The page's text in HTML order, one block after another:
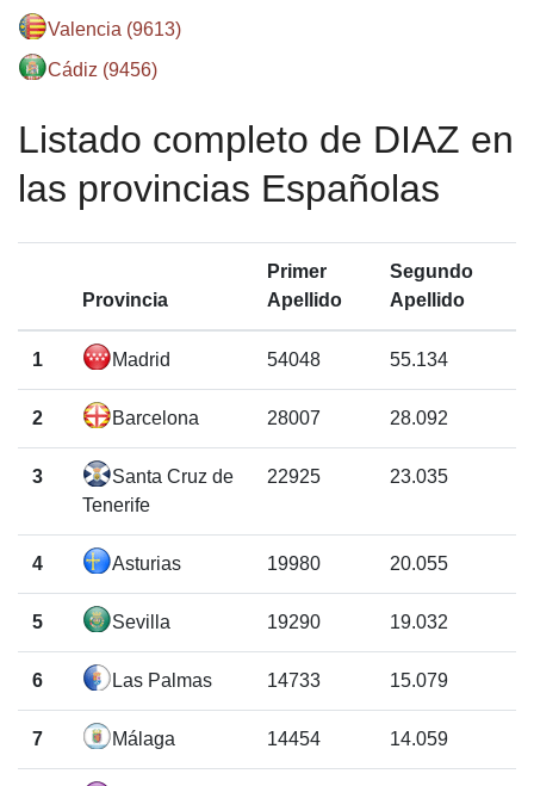
Valencia (9613)
Cádiz (9456)
Listado completo de DIAZ en
las provincias Españolas
Provincia
Primer
Apellido
Segundo
Apellido
1 Madrid 54048 55.134
2 Barcelona 28007 28.092
3
Santa Cruz de
Tenerife
22925 23.035
4 Asturias 19980 20.055
5 Sevilla 19290 19.032
6 Las Palmas 14733 15.079
7 Málaga 14454 14.059